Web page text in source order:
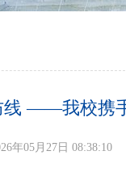
线 ——我校携
年05月27日 08:38:10